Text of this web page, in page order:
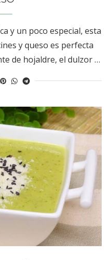
y un poco especial, esta
y queso es perfecta
de hojaldre, el dulzor …